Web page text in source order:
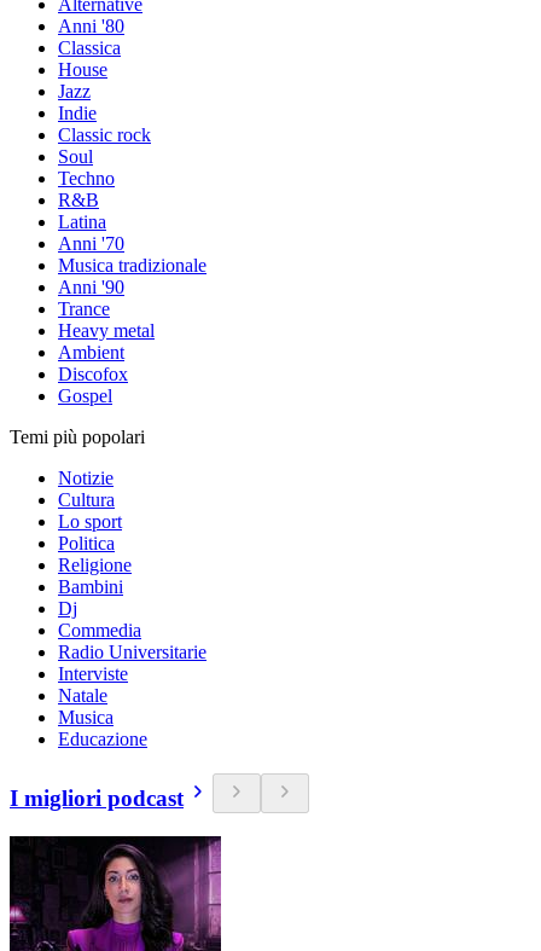
Alternative
Anni '80
Classica
House
Jazz
Indie
Classic rock
Soul
Techno
R&B
Latina
Anni '70
Musica tradizionale
Anni '90
Trance
Heavy metal
Ambient
Discofox
Gospel
Temi più popolari
Notizie
Cultura
Lo sport
Politica
Religione
Bambini
Dj
Commedia
Radio Universitarie
Interviste
Natale
Musica
Educazione
I migliori podcast